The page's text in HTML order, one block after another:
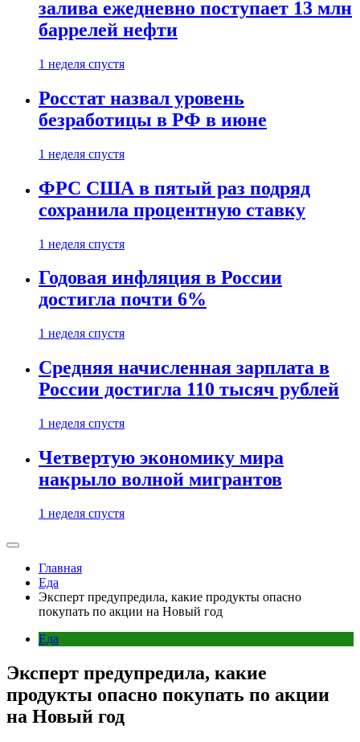
залива ежедневно поступает 13 млн
баррелей нефти
1 неделя спустя
Росстат назвал уровень
безработицы в РФ в июне
1 неделя спустя
ФРС США в пятый раз подряд
сохранила процентную ставку
1 неделя спустя
Годовая инфляция в России
достигла почти 6%
1 неделя спустя
Средняя начисленная зарплата в
России достигла 110 тысяч рублей
1 неделя спустя
Четвертую экономику мира
накрыло волной мигрантов
1 неделя спустя
Главная
Еда
Эксперт предупредила, какие продукты опасно
покупать по акции на Новый год
Еда
Эксперт предупредила, какие
продукты опасно покупать по акции
на Новый год